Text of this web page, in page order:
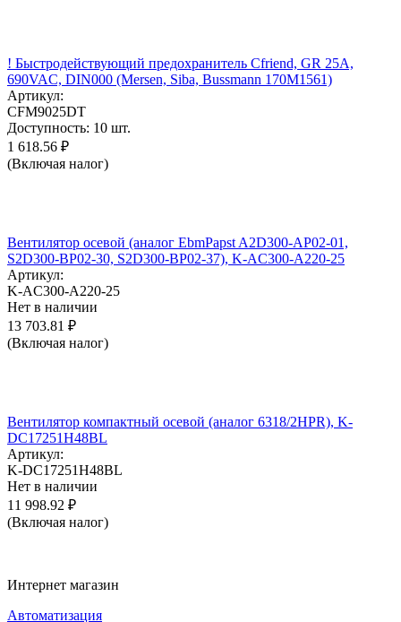
! Быстродействующий предохранитель Cfriend, GR 25А,
690VAC, DIN000 (Mersen, Siba, Bussmann 170M1561)
Артикул:
CFM9025DT
Доступность: 10 шт.
1 618.56 ₽
(Включая налог)
Вентилятор осевой (аналог EbmPapst A2D300-AP02-01,
S2D300-BP02-30, S2D300-BP02-37), K-AC300-A220-25
Артикул:
K-AC300-A220-25
Нет в наличии
13 703.81 ₽
(Включая налог)
Вентилятор компактный осевой (аналог 6318/2HPR), K-
DC17251H48BL
Артикул:
K-DC17251H48BL
Нет в наличии
11 998.92 ₽
(Включая налог)
Интернет магазин
Автоматизация